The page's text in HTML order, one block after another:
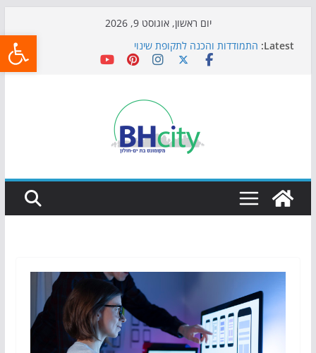
יום ראשון, אוגוסט 9, 2026
Latest: התמודדות והכנה לתקופת שינוי
אי ההרפתקאות ממשיך לכבוש את הגינות: מאות משפחות
כדורגל באווירה מיוחדת: הקרנת גמר המונדיאל בטרמינל
הקיץ של בני הנוער בבת־ים: חוף הריביירה הופך למרחב
בטוח בשעות הערב